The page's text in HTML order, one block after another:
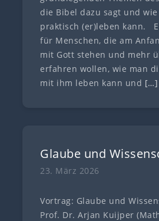
die Bibel dazu sagt und wie
praktisch (er)leben kann.
für Menschen, die am
mit Gott stehen und mehr
erfahren wollen, wie man
mit ihm leben kann und […]
Glaube und
23. März 2026
Vortrag: Glaube und
Prof. Dr. Arjan Kuijper